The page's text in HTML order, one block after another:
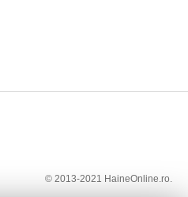
© 2013-2021 HaineOnline.ro.